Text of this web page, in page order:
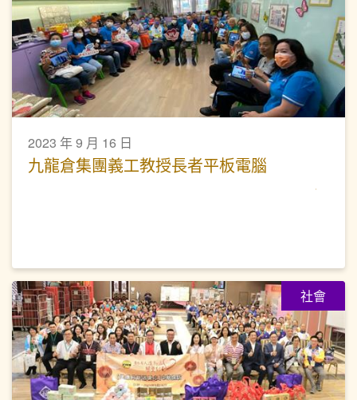
2023 年 9 月 16 日
九龍倉集團義工教授長者平板電腦
社會